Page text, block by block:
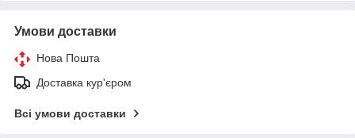
Умови доставки
Нова Пошта
Доставка кур'єром
Всі умови доставки